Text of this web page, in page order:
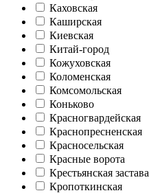
Каховская
Каширская
Киевская
Китай-город
Кожуховская
Коломенская
Комсомольская
Коньково
Красногвардейская
Краснопресненская
Красносельская
Красные ворота
Крестьянская застава
Кропоткинская